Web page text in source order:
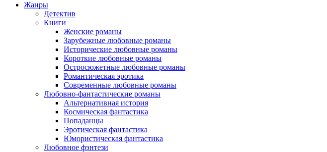
Жанры
Детектив
Книги
Женские романы
Зарубежные любовные романы
Исторические любовные романы
Короткие любовные романы
Остросюжетные любовные романы
Романтическая эротика
Современные любовные романы
Любовно-фантастические романы
Альтернативная история
Космическая фантастика
Попаданцы
Эротическая фантастика
Юмористическая фантастика
Любовное фэнтези